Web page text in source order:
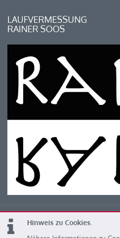
Hinweis zu Cookies.
LAUFVERMESSUNG
RAINER SOOS
© 2026 Kärntner